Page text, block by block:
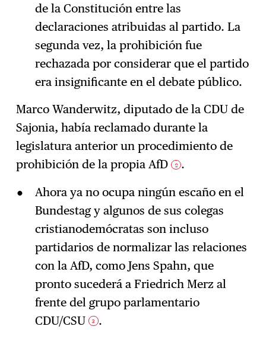
de la Constitución entre las
declaraciones atribuidas al partido. La
segunda vez, la prohibición fue
rechazada por considerar que el partido
era insignificante en el debate público.
Marco Wanderwitz, diputado de la CDU de
Sajonia, había reclamado durante la
legislatura anterior un procedimiento de
prohibición de la propia AfD 2 .
Ahora ya no ocupa ningún escaño en el
Bundestag y algunos de sus colegas
cristianodemócratas son incluso
partidarios de normalizar las relaciones
con la AfD, como Jens Spahn, que
pronto sucederá a Friedrich Merz al
frente del grupo parlamentario
CDU/CSU
3 .